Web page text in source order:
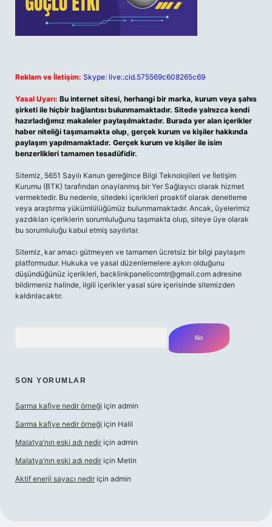
Reklam ve İletişim: Skype: live:.cid.575569c608265c69
Yasal Uyarı: Bu internet sitesi, herhangi bir marka, kurum veya şahıs
şirketi ile hiçbir bağlantısı bulunmamaktadır. Sitede yalnızca kendi
hazırladığımız makaleler paylaşılmaktadır. Burada yer alan içerikler
haber niteliği taşımamakta olup, gerçek kurum ve kişiler hakkında
paylaşım yapılmamaktadır. Gerçek kurum ve kişiler ile isim
benzerlikleri tamamen tesadüfidir.
Sitemiz, 5651 Sayılı Kanun gereğince Bilgi Teknolojileri ve İletişim
Kurumu (BTK) tarafından onaylanmış bir Yer Sağlayıcı olarak hizmet
vermektedir. Bu nedenle, sitedeki içerikleri proaktif olarak denetleme
veya araştırma yükümlülüğümüz bulunmamaktadır. Ancak, üyelerimiz
yazdıkları içeriklerin sorumluluğunu taşımakta olup, siteye üye olarak
bu sorumluluğu kabul etmiş sayılırlar.
Sitemiz, kar amacı gütmeyen ve tamamen ücretsiz bir bilgi paylaşım
platformudur. Hukuka ve yasal düzenlemelere aykırı olduğunu
düşündüğünüz içerikleri, backlinkpanelicomtr@gmail.com adresine
bildirmeniz halinde, ilgili içerikler yasal süre içerisinde sitemizden
kaldırılacaktır.
SON YORUMLAR
Sarma kafiye nedir örneği için admin
Sarma kafiye nedir örneği için Halil
Malatya’nın eski adı nedir için admin
Malatya’nın eski adı nedir için Metin
Aktif enerji sayacı nedir için admin